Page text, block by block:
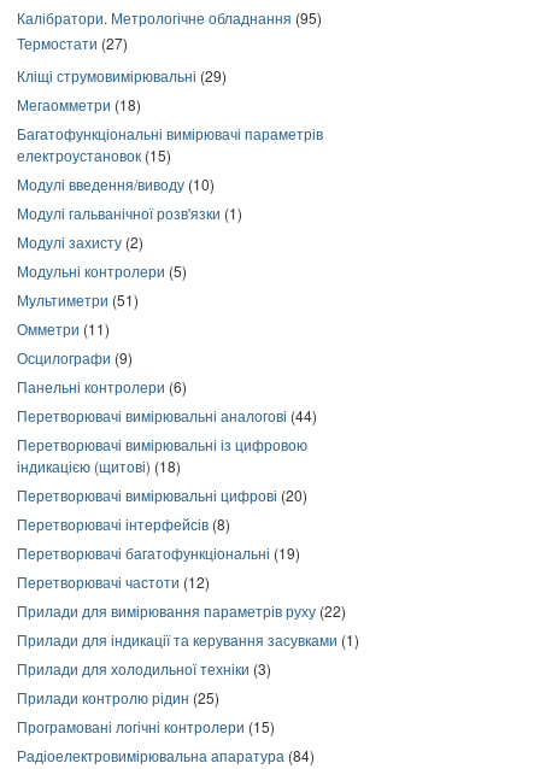
Калібратори. Метрологічне обладнання (95)
Термостати (27)
Кліщі струмовимірювальні (29)
Мегаомметри (18)
Багатофункціональні вимірювачі параметрів
електроустановок (15)
Модулі введення/виводу (10)
Модулі гальванічної розв'язки (1)
Модулі захисту (2)
Модульні контролери (5)
Мультиметри (51)
Омметри (11)
Осцилографи (9)
Панельні контролери (6)
Перетворювачі вимірювальні аналогові (44)
Перетворювачі вимірювальні із цифровою
індикацією (щитові) (18)
Перетворювачі вимірювальні цифрові (20)
Перетворювачі інтерфейсів (8)
Перетворювачі багатофункціональні (19)
Перетворювачі частоти (12)
Прилади для вимірювання параметрів руху (22)
Прилади для індикації та керування засувками (1)
Прилади для холодильної техніки (3)
Прилади контролю рідин (25)
Програмовані логічні контролери (15)
Радіоелектровимірювальна апаратура (84)